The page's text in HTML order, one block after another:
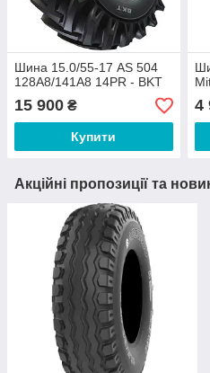
Шина 15.0/55-17 AS 504
128A8/141A8 14PR - BKT
15 900 ₴
Купити
4
Акційні пропозиції та